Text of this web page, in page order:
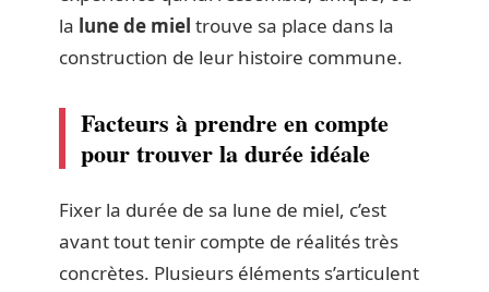
la lune de miel trouve sa place dans la
construction de leur histoire commune.
Facteurs à prendre en compte
pour trouver la durée idéale
Fixer la durée de sa lune de miel, c’est
avant tout tenir compte de réalités très
concrètes. Plusieurs éléments s’articulent